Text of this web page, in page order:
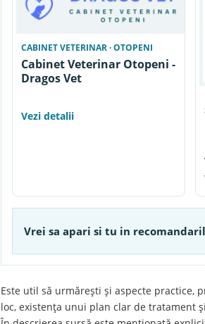
CABINET VETERINAR · OTOPENI
Cabinet Veterinar Otopeni -
Dragos Vet
Vezi detalii
Vrei sa apari si tu in
Este util să urmărești și aspecte practice,
loc, existența unui plan clar de tratament